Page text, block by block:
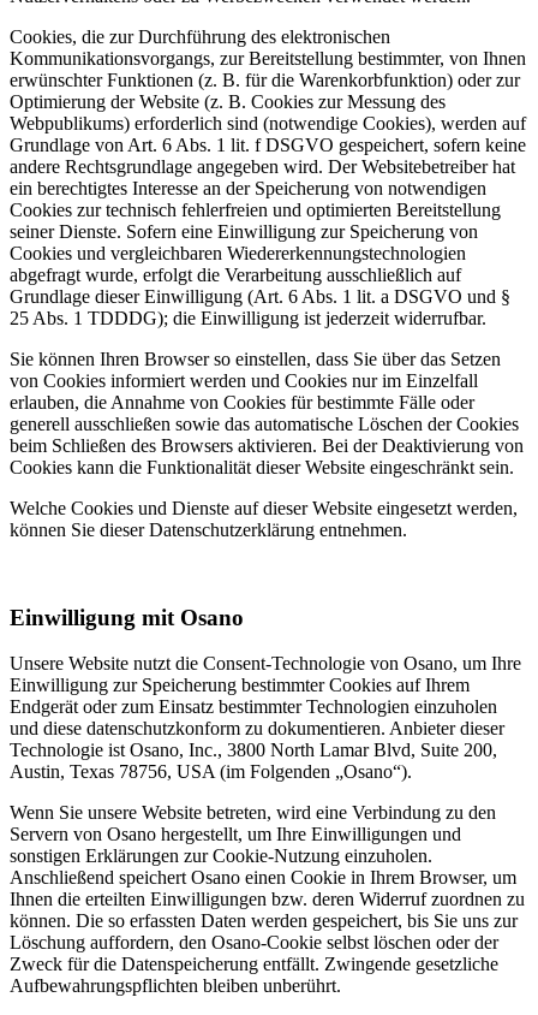
Cookies, die zur Durchführung des elektronischen
Kommunikationsvorgangs, zur Bereitstellung bestimmter, von Ihnen
erwünschter Funktionen (z. B. für die Warenkorbfunktion) oder zur
Optimierung der Website (z. B. Cookies zur Messung des
Webpublikums) erforderlich sind (notwendige Cookies), werden auf
Grundlage von Art. 6 Abs. 1 lit. f DSGVO gespeichert, sofern keine
andere Rechtsgrundlage angegeben wird. Der Websitebetreiber hat
ein berechtigtes Interesse an der Speicherung von notwendigen
Cookies zur technisch fehlerfreien und optimierten Bereitstellung
seiner Dienste. Sofern eine Einwilligung zur Speicherung von
Cookies und vergleichbaren Wiedererkennungstechnologien
abgefragt wurde, erfolgt die Verarbeitung ausschließlich auf
Grundlage dieser Einwilligung (Art. 6 Abs. 1 lit. a DSGVO und §
25 Abs. 1 TDDDG); die Einwilligung ist jederzeit widerrufbar.
Sie können Ihren Browser so einstellen, dass Sie über das Setzen
von Cookies informiert werden und Cookies nur im Einzelfall
erlauben, die Annahme von Cookies für bestimmte Fälle oder
generell ausschließen sowie das automatische Löschen der Cookies
beim Schließen des Browsers aktivieren. Bei der Deaktivierung von
Cookies kann die Funktionalität dieser Website eingeschränkt sein.
Welche Cookies und Dienste auf dieser Website eingesetzt werden,
können Sie dieser Datenschutzerklärung entnehmen.
Einwilligung mit Osano
Unsere Website nutzt die Consent-Technologie von Osano, um Ihre
Einwilligung zur Speicherung bestimmter Cookies auf Ihrem
Endgerät oder zum Einsatz bestimmter Technologien einzuholen
und diese datenschutzkonform zu dokumentieren. Anbieter dieser
Technologie ist Osano, Inc., 3800 North Lamar Blvd, Suite 200,
Austin, Texas 78756, USA (im Folgenden „Osano“).
Wenn Sie unsere Website betreten, wird eine Verbindung zu den
Servern von Osano hergestellt, um Ihre Einwilligungen und
sonstigen Erklärungen zur Cookie-Nutzung einzuholen.
Anschließend speichert Osano einen Cookie in Ihrem Browser, um
Ihnen die erteilten Einwilligungen bzw. deren Widerruf zuordnen zu
können. Die so erfassten Daten werden gespeichert, bis Sie uns zur
Löschung auffordern, den Osano-Cookie selbst löschen oder der
Zweck für die Datenspeicherung entfällt. Zwingende gesetzliche
Aufbewahrungspflichten bleiben unberührt.